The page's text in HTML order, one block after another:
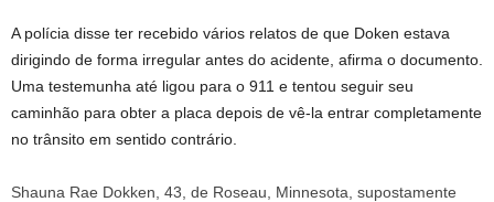
A polícia disse ter recebido vários relatos de que Doken estava
dirigindo de forma irregular antes do acidente, afirma o documento.
Uma testemunha até ligou para o 911 e tentou seguir seu
caminhão para obter a placa depois de vê-la entrar completamente
no trânsito em sentido contrário.
Shauna Rae Dokken, 43, de Roseau, Minnesota, supostamente